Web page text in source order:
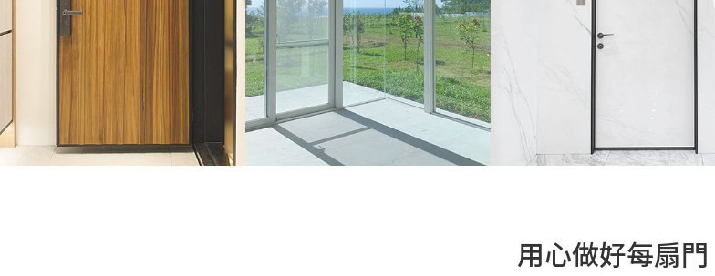
用心做好每扇門